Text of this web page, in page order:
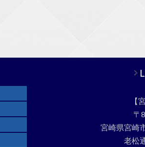
【
〒
宮崎県宮崎
老松